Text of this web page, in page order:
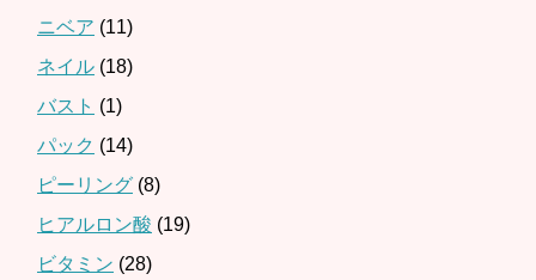
ニベア (11)
ネイル (18)
バスト (1)
パック (14)
ピーリング (8)
ヒアルロン酸 (19)
ビタミン (28)